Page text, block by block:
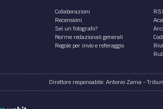
Collaborazioni
Recensioni
Sei un fotografo?
Norme redazionali generali
Regole per invio e referaggio
Direttore responsabile: Antonio Zama -